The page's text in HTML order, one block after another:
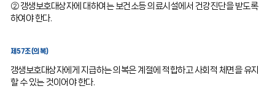
② 갱생보호대상자에 대하여는 보건소등 의료시설에서 건강진단을 받도록
하여야 한다.
제57조(의복)
갱생보호대상자에게 지급하는 의복은 계절에 적합하고 사회적 체면을 유지
할 수 있는 것이어야 한다.